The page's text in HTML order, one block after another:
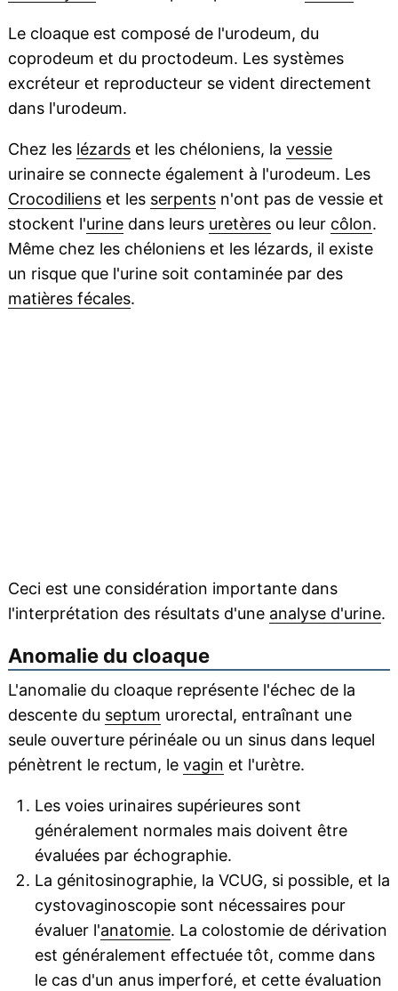
Le cloaque est composé de l'urodeum, du
coprodeum et du proctodeum. Les systèmes
excréteur et reproducteur se vident directement
dans l'urodeum.
Chez les lézardset les chéloniens, la vessie
urinaire se connecte également à l'urodeum. Les
Crocodilienset les serpentsn'ont pas de vessie et
stockent l'urinedans leurs uretèresou leur côlon.
Même chez les chéloniens et les lézards, il existe
un risque que l'urine soit contaminée par des
matières fécales.
Ceci est une considération importante dans
l'interprétation des résultats d'une analyse d'urine.
Anomalie du cloaque
L'anomalie du cloaque représente l'échec de la
descente du septum urorectal, entraînant une
seule ouverture périnéale ou un sinus dans lequel
pénètrent le rectum, le vagin et l'urètre.
Les voies urinaires supérieures sont
généralement normales mais doivent être
évaluées par échographie.
La génitosinographie, la VCUG, si possible, et la
cystovaginoscopie sont nécessaires pour
évaluer l'anatomie. La colostomie de dérivation
est généralement effectuée tôt, comme dans
le cas d'un anus imperforé, et cette évaluation